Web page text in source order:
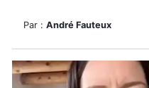
Par : André Fauteux